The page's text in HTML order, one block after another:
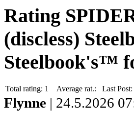
Rating
(discless)
Steelbook's™
Total rating: 1 Average rat.: Last Post:
Flynne | 24.5.2026